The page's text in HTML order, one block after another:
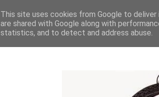
This site uses cookies from Google to
are shared with Google along with
statistics, and to detect and address abuse.